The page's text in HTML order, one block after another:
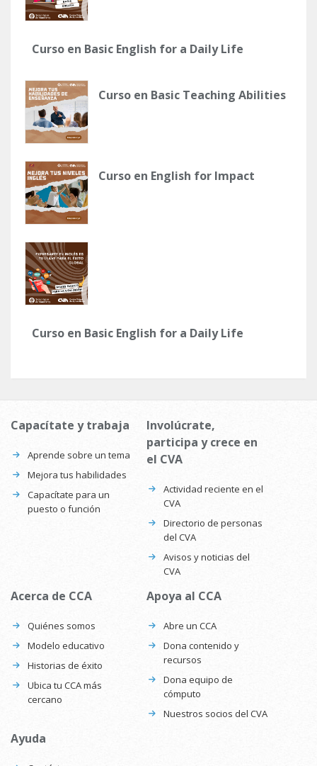
Curso en Basic English for a Daily Life
Curso en Basic Teaching Abilities
Curso en English for Impact
Curso en Basic English for a Daily Life
Capacítate y trabaja
Aprende sobre un tema
Mejora tus habilidades
Capacítate para un
puesto o función
Involúcrate,
participa y crece en
el CVA
Actividad reciente en el
CVA
Directorio de personas
del CVA
Avisos y noticias del
CVA
Acerca de CCA
Quiénes somos
Modelo educativo
Historias de éxito
Ubica tu CCA más
cercano
Apoya al CCA
Abre un CCA
Dona contenido y
recursos
Dona equipo de
cómputo
Nuestros socios del CVA
Ayuda